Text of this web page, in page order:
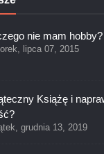
nie mam hobby?
lipca 07, 2015
Książę i
grudnia 13, 2019